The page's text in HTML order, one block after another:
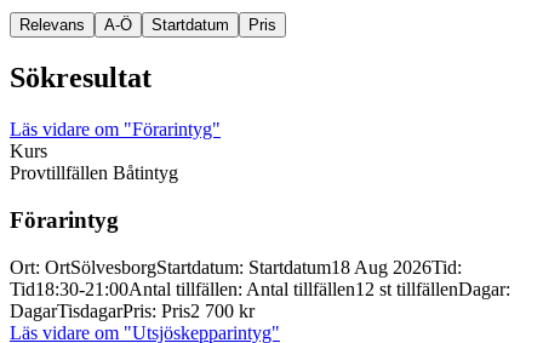
Relevans A-Ö Startdatum Pris
Sökresultat
Läs vidare om "Förarintyg"
Kurs
Provtillfällen Båtintyg
Förarintyg
Ort: OrtSölvesborgStartdatum: Startdatum18 Aug 2026Tid:
Tid18:30-21:00Antal tillfällen: Antal tillfällen12 st tillfällenDagar:
DagarTisdagarPris: Pris2 700 kr
Läs vidare om "Utsjöskepparintyg"